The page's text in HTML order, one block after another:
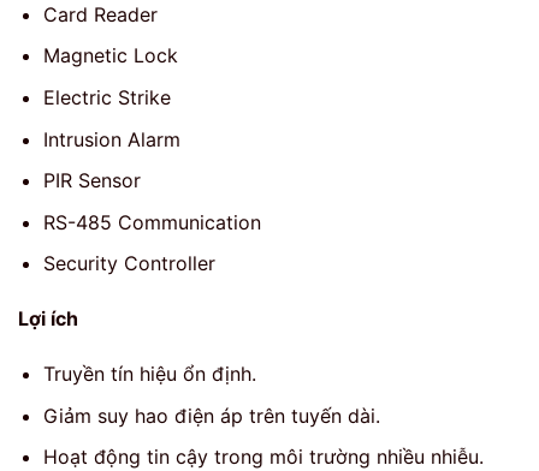
Card Reader
Magnetic Lock
Electric Strike
Intrusion Alarm
PIR Sensor
RS-485 Communication
Security Controller
Lợi ích
Truyền tín hiệu ổn định.
Giảm suy hao điện áp trên tuyến dài.
Hoạt động tin cậy trong môi trường nhiều nhiễu.